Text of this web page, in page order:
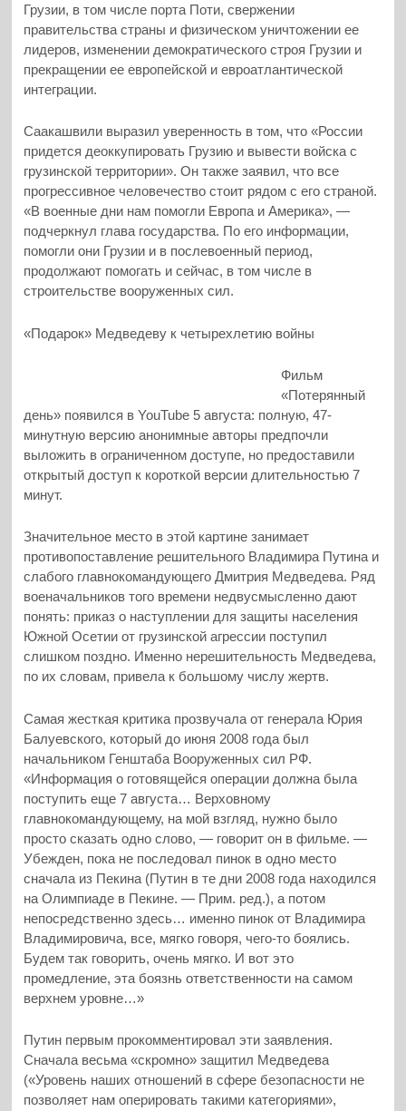
Грузии, в том числе порта Поти, свержении
правительства страны и физическом уничтожении ее
лидеров, изменении демократического строя Грузии и
прекращении ее европейской и евроатлантической
интеграции.
Саакашвили выразил уверенность в том, что «России
придется деоккупировать Грузию и вывести войска с
грузинской территории». Он также заявил, что все
прогрессивное человечество стоит рядом с его страной.
«В военные дни нам помогли Европа и Америка», —
подчеркнул глава государства. По его информации,
помогли они Грузии и в послевоенный период,
продолжают помогать и сейчас, в том числе в
строительстве вооруженных сил.
«Подарок» Медведеву к четырехлетию войны
Фильм
«Потерянный
день» появился в YouTube 5 августа: полную, 47-
минутную версию анонимные авторы предпочли
выложить в ограниченном доступе, но предоставили
открытый доступ к короткой версии длительностью 7
минут.
Значительное место в этой картине занимает
противопоставление решительного Владимира Путина и
слабого главнокомандующего Дмитрия Медведева. Ряд
военачальников того времени недвусмысленно дают
понять: приказ о наступлении для защиты населения
Южной Осетии от грузинской агрессии поступил
слишком поздно. Именно нерешительность Медведева,
по их словам, привела к большому числу жертв.
Самая жесткая критика прозвучала от генерала Юрия
Балуевского, который до июня 2008 года был
начальником Генштаба Вооруженных сил РФ.
«Информация о готовящейся операции должна была
поступить еще 7 августа… Верховному
главнокомандующему, на мой взгляд, нужно было
просто сказать одно слово, — говорит он в фильме. —
Убежден, пока не последовал пинок в одно место
сначала из Пекина (Путин в те дни 2008 года находился
на Олимпиаде в Пекине. — Прим. ред.), а потом
непосредственно здесь… именно пинок от Владимира
Владимировича, все, мягко говоря, чего-то боялись.
Будем так говорить, очень мягко. И вот это
промедление, эта боязнь ответственности на самом
верхнем уровне…»
Путин первым прокомментировал эти заявления.
Сначала весьма «скромно» защитил Медведева
(«Уровень наших отношений в сфере безопасности не
позволяет нам оперировать такими категориями»,